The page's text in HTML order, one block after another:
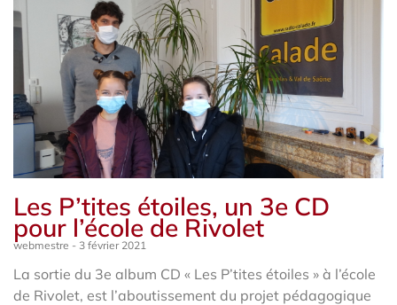
Les P’tites étoiles, un 3e CD
pour l’école de Rivolet
webmestre 3 février 2021
La sortie du 3e album CD « Les P’tites étoiles » à l’école
de Rivolet, est l’aboutissement du projet pédagogique